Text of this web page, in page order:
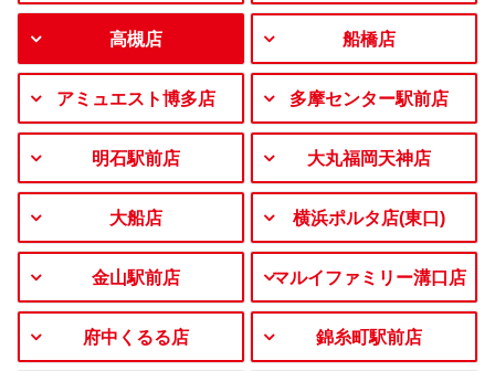
高槻店 船橋店
アミュエスト博多店 多摩センター駅前店
明石駅前店 大丸福岡天神店
大船店 横浜ポルタ店(東口)
金山駅前店 マルイファミリー溝口店
府中くるる店 錦糸町駅前店